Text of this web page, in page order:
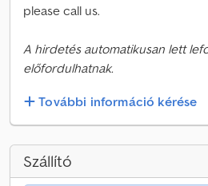
please call us.
A hirdetés automatikusan lett
előfordulhatnak.
További információ kérése
Szállító